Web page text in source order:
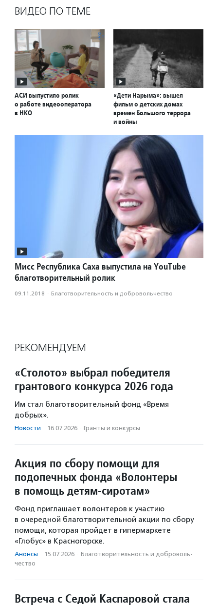
ВИДЕО ПО ТЕМЕ
АСИ выпустило ролик
о работе видеооператора
в НКО
«Дети Нарыма»: вышел
фильм о детских домах
времен Большого террора
и войны
Мисс Республика Саха выпустила на YouTube
благотворительный ролик
09.11.2018 · Благотвори­тель­ность и доброволь­чест­во
РЕКОМЕНДУЕМ
«Столото» выбрал победителя
грантового конкурса 2026 года
Им стал благотворительный фонд «Время
добрых».
Новости · 16.07.2026 · Гранты и конкурсы
Акция по сбору помощи для
подопечных фонда «Волонтеры
в помощь детям-сиротам»
Фонд приглашает волонтеров к участию
в очередной благотворительной акции по сбору
помощи, которая пройдет в гипермаркете
«Глобус» в Красногорске.
Анонсы · 15.07.2026 · Благотвори­тель­ность и доброволь­
чест­во
Встреча с Седой Каспаровой стала